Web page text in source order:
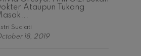
Ataupun Tukang
Suciati
18, 2019